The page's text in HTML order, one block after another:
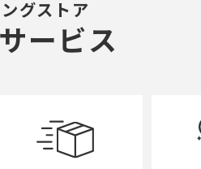
グストア
ービス